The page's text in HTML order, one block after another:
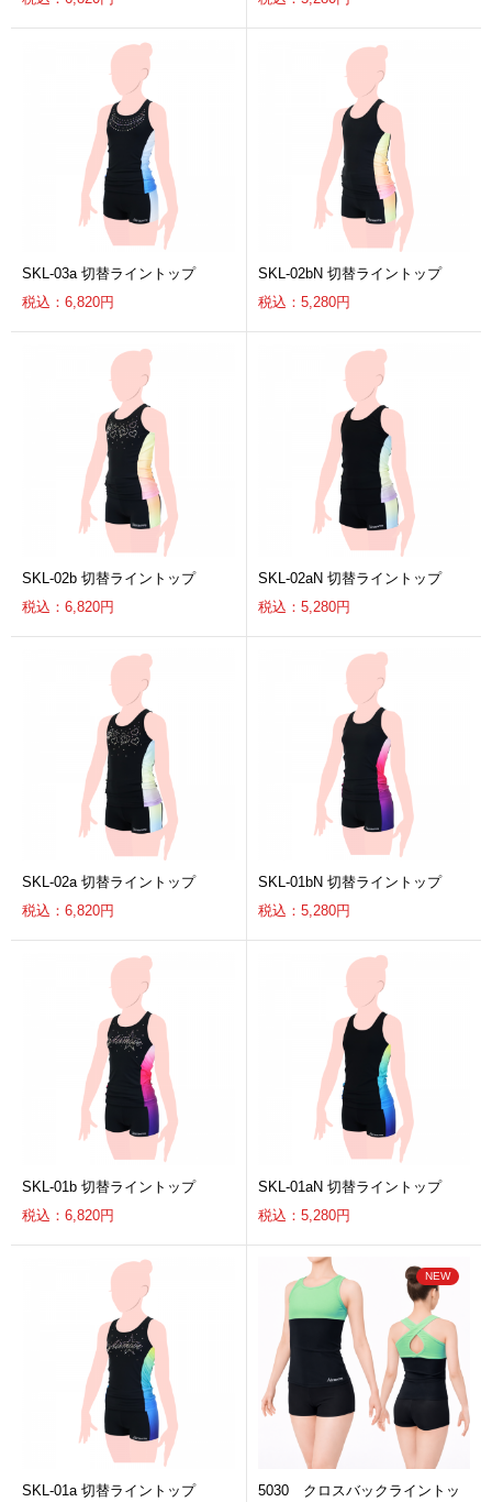
SKL-03a 切替ライントップ
税込：6,820円
SKL-02bN 切替ライントップ
税込：5,280円
SKL-02b 切替ライントップ
税込：6,820円
SKL-02aN 切替ライントップ
税込：5,280円
SKL-02a 切替ライントップ
税込：6,820円
SKL-01bN 切替ライントップ
税込：5,280円
SKL-01b 切替ライントップ
税込：6,820円
SKL-01aN 切替ライントップ
税込：5,280円
SKL-01a 切替ライントップ
5030 クロスバックライントッ